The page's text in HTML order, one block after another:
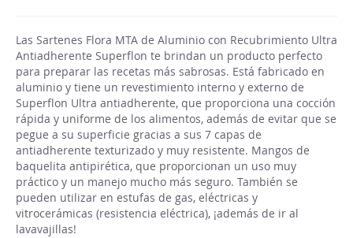
Las Sartenes Flora MTA de Aluminio con Recubrimiento Ultra
Antiadherente Superflon te brindan un producto perfecto
para preparar las recetas más sabrosas. Está fabricado en
aluminio y tiene un revestimiento interno y externo de
Superflon Ultra antiadherente, que proporciona una cocción
rápida y uniforme de los alimentos, además de evitar que se
pegue a su superficie gracias a sus 7 capas de
antiadherente texturizado y muy resistente. Mangos de
baquelita antipirética, que proporcionan un uso muy
práctico y un manejo mucho más seguro. También se
pueden utilizar en estufas de gas, eléctricas y
vitrocerámicas (resistencia eléctrica), ¡además de ir al
lavavajillas!